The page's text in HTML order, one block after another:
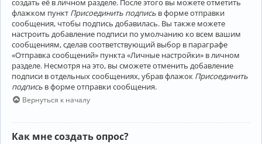
флажком пункт Присоединить подпись в форме отправки
сообщения, чтобы подпись добавилась. Вы также можете
настроить добавление подписи по умолчанию ко всем вашим
сообщениям, сделав соответствующий выбор в параграфе
«Отправка сообщений» пункта «Личные настройки» в личном
разделе. Несмотря на это, вы сможете отменить добавление
подписи в отдельных сообщениях, убрав флажок Присоединить
подпись в форме отправки сообщения.
Вернуться к началу
Как мне создать опрос?